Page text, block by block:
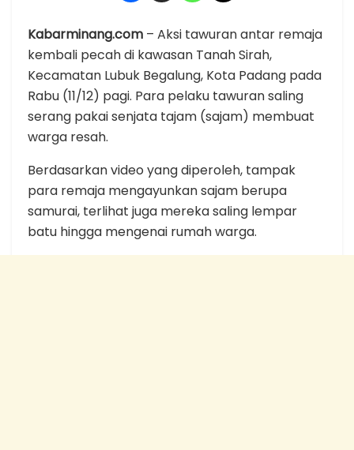
Kabarminang.com – Aksi tawuran antar remaja
kembali pecah di kawasan Tanah Sirah,
Kecamatan Lubuk Begalung, Kota Padang pada
Rabu (11/12) pagi. Para pelaku tawuran saling
serang pakai senjata tajam (sajam) membuat
warga resah.
Berdasarkan video yang diperoleh, tampak
para remaja mengayunkan sajam berupa
samurai, terlihat juga mereka saling lempar
batu hingga mengenai rumah warga.